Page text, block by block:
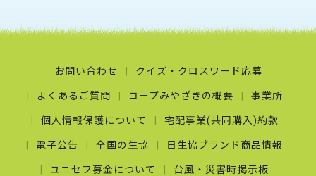
お問い合わせ クイズ・クロスワード応募
よくあるご質問 コープみやざきの概要 事業所
個人情報保護について 宅配事業(共同購入)約款
電子公告 全国の生協 日生協ブランド商品情報
ユニセフ募金について 台風・災害時掲示板